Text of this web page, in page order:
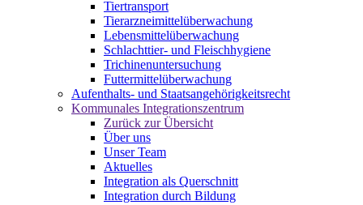
Tiertransport
Tierarzneimittelüberwachung
Lebensmittelüberwachung
Schlachttier- und Fleischhygiene
Trichinenuntersuchung
Futtermittelüberwachung
Aufenthalts- und Staatsangehörigkeitsrecht
Kommunales Integrationszentrum
Zurück zur Übersicht
Über uns
Unser Team
Aktuelles
Integration als Querschnitt
Integration durch Bildung